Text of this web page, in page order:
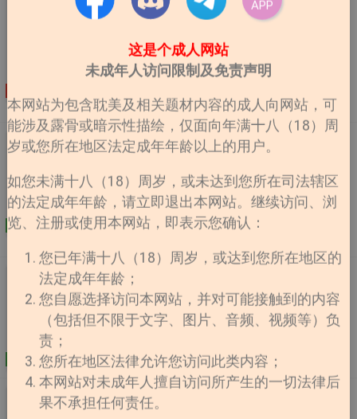
安森•罗伦佐：他享受人生奢侈至极，他信奉金钱与权
力，他冷血无情不按条理出牌， 最重要的是他不相信爱
第一次见到那个年轻的亚裔国际刑警， 他知道有一缕日
光坠入了他的深渊，他要俘虏他的一切。 经过重重困
杀而死。那祝福有被整到的大大们愚人节快乐XD，没来
得及跳下深渊的朋友也渔人节快乐哟~~....
《靠近你，淹没我》
者醉了，请忽略） 本文是一个没有逼格的粗神经女汉子
卧底侦查非法洗钱交易顺带捞了一个很有逼格的男友的故
负责刑事案件，经警就是负责经济案件的。 【不靠谱文
案一】： 莫云舟：你觉得我像赌徒吗？ 宁韵然：不像。
莫云舟：那你知道我资产雄厚吗？ 宁韵然：人尽皆知。
莫云舟：那你知道我已经上了赌桌。要么倾家荡产，要么
把你带走。 【不靠谱文案二】： 宁韵然：老大！一个成
功卧底的秘诀是什么？ 凌睿：熟能生巧没逼格。 宁韵
然：哈？ 凌睿：你以为演零零七啊？有逼格的都死了
啦！ 熟能生巧她永远到不了，逼格她也丢不了，因为谁
主角：宁韵然，莫云舟 │ 配角：顾长铭，凌睿，赵婳栩 │
其它：卧底 其他作品： 《强势攻防》、《你能不能不撩
我》、《 ....
作者：焦糖冬
瓜
更新至第92章
完结
《全网封杀后我靠表情包爆红》
︰（预收《阎王来到灵异游戏后》，感兴趣的戳专栏即可
收藏~）【文案】︰符清，一流颜值二流演技三流资源，
勤勤恳恳拍戏三年多，代表作为0。直到他代言的产品爆
艺，做好从此只能家裡蹲的准备。谁知没几日——他火
了。以表情包的形式，红遍大江南北。符清自此就像打开
了奇怪的开关，不管他做什么，最后出圈的方式都让人匪
夷所思。参加侦探类综艺，他全程参与推理，认认真真分
析凶手。结果出圈的却是粉丝剪辑的鬼畜rap。录制正能
果出圈的却是他和黄x试卷、衡x中学并列的教育界凶
名。甚至他终于在自己的演员事业上取得突破，拿到奖项
大满贯。最后出圈的偏偏是他走上领奖台时的那平地一
摔。符清︰……我真的是个正经人。粉丝︰哈哈哈哈我们
作者：此山有
完结
《天才攻略论[全息]》
【全息网游】【每日19点左右更新】 天才宿莫包揽
多个荣誉，盛名拥簇，却因F级体质无法登录虚拟星网，
过着平淡生活直到生命终止。 直至他遇见全息探索
式网游《天寰》—— 一款彻底打破体质限制，自由登
入全息世界的新虚拟模式网游。 -* 天寰开服不
到三月，纵天启任务完成，全服妖魔封启动，无数玩家一
作者：李温酒 更新至第214章后来（二）
《失忆后认错老公》
APP
这是个成人网站
未成年人访问限制及免责声明
本网站为包含耽美及相关题材内容的成人向网站，可
能涉及露骨或暗示性描绘，仅面向年满十八（18）周
岁或您所在地区法定成年年龄以上的用户。
如您未满十八（18）周岁，或未达到您所在司法辖区
的法定成年年龄，请立即退出本网站。继续访问、浏
览、注册或使用本网站，即表示您确认：
您已年满十八（18）周岁，或达到您所在地区的
法定成年年龄；
您自愿选择访问本网站，并对可能接触到的内容
（包括但不限于文字、图片、音频、视频等）负
责；
您所在地区法律允许您访问此类内容；
本网站对未成年人擅自访问所产生的一切法律后
果不承担任何责任。